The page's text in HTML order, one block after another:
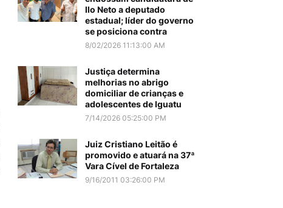
Ilo Neto a deputado
estadual; líder do governo
se posiciona contra
8/02/2026 11:13:00 AM
Justiça determina
melhorias no abrigo
domiciliar de crianças e
adolescentes de Iguatu
7/14/2026 05:25:00 PM
Juiz Cristiano Leitão é
promovido e atuará na 37ª
Vara Cível de Fortaleza
9/16/2011 03:26:00 PM